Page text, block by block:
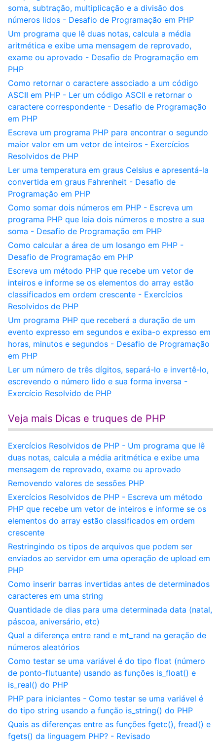
soma, subtração, multiplicação e a divisão dos
números lidos - Desafio de Programação em PHP
Um programa que lê duas notas, calcula a média
aritmética e exibe uma mensagem de reprovado,
exame ou aprovado - Desafio de Programação em
PHP
Como retornar o caractere associado a um código
ASCII em PHP - Ler um código ASCII e retornar o
caractere correspondente - Desafio de Programação
em PHP
Escreva um programa PHP para encontrar o segundo
maior valor em um vetor de inteiros - Exercícios
Resolvidos de PHP
Ler uma temperatura em graus Celsius e apresentá-la
convertida em graus Fahrenheit - Desafio de
Programação em PHP
Como somar dois números em PHP - Escreva um
programa PHP que leia dois números e mostre a sua
soma - Desafio de Programação em PHP
Como calcular a área de um losango em PHP -
Desafio de Programação em PHP
Escreva um método PHP que recebe um vetor de
inteiros e informe se os elementos do array estão
classificados em ordem crescente - Exercícios
Resolvidos de PHP
Um programa PHP que receberá a duração de um
evento expresso em segundos e exiba-o expresso em
horas, minutos e segundos - Desafio de Programação
em PHP
Ler um número de três dígitos, separá-lo e invertê-lo,
escrevendo o número lido e sua forma inversa -
Exercício Resolvido de PHP
Veja mais Dicas e truques de PHP
Exercícios Resolvidos de PHP - Um programa que lê
duas notas, calcula a média aritmética e exibe uma
mensagem de reprovado, exame ou aprovado
Removendo valores de sessões PHP
Exercícios Resolvidos de PHP - Escreva um método
PHP que recebe um vetor de inteiros e informe se os
elementos do array estão classificados em ordem
crescente
Restringindo os tipos de arquivos que podem ser
enviados ao servidor em uma operação de upload em
PHP
Como inserir barras invertidas antes de determinados
caracteres em uma string
Quantidade de dias para uma determinada data (natal,
páscoa, aniversário, etc)
Qual a diferença entre rand e mt_rand na geração de
números aleatórios
Como testar se uma variável é do tipo float (número
de ponto-flutuante) usando as funções is_float() e
is_real() do PHP
PHP para iniciantes - Como testar se uma variável é
do tipo string usando a função is_string() do PHP
Quais as diferenças entre as funções fgetc(), fread() e
fgets() da linguagem PHP? - Revisado